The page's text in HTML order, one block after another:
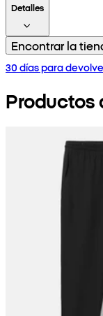
Detalles
Encontrar la
30 días para
Productos